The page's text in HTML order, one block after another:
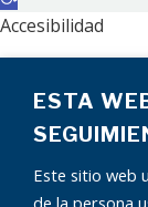
ESTA
Este sitio web
de la persona
barra
de
Accesibilidad
Disminuir
Escala de